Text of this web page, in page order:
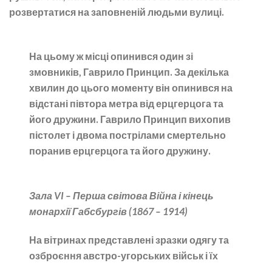
розвертатися на заповненій людьми вулиці.
На цьому ж місці опинився один зі
змовників, Гаврило Принцип. За декілька
хвилин до цього моменту він опинився на
відстані півтора метра від ерцгерцога та
його дружини. Гаврило Принцип вихопив
пістолет і двома пострілами смертельно
поранив ерцгерцога та його дружину.
Зала VI – Перша світова Війна і кінець
монархії Габсбургів (1867 – 1914)
На вітринах представлені зразки одягу та
озброєння австро-угорських військ і їх